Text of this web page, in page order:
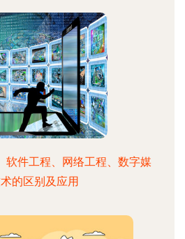
软件工程、网络工程、数字媒
的区别及应用